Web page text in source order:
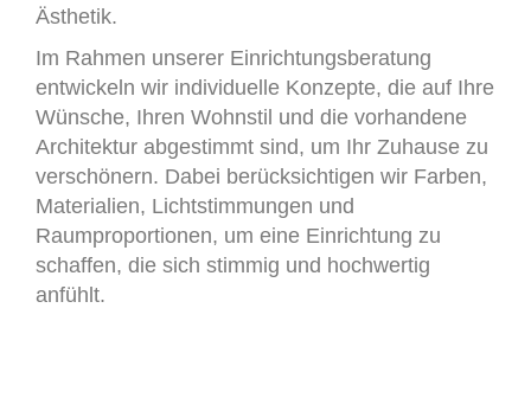
Ästhetik.
Im Rahmen unserer Einrichtungsberatung
entwickeln wir individuelle Konzepte, die auf Ihre
Wünsche, Ihren Wohnstil und die vorhandene
Architektur abgestimmt sind, um Ihr Zuhause zu
verschönern. Dabei berücksichtigen wir Farben,
Materialien, Lichtstimmungen und
Raumproportionen, um eine Einrichtung zu
schaffen, die sich stimmig und hochwertig
anfühlt.